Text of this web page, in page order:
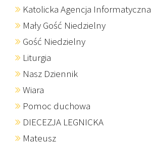
Katolicka Agencja Informatyczna
Mały Gość Niedzielny
Gość Niedzielny
Liturgia
Nasz Dziennik
Wiara
Pomoc duchowa
DIECEZJA LEGNICKA
Mateusz